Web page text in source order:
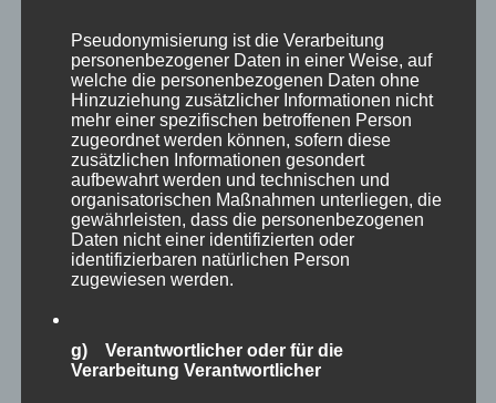
Selbstwirksamkeit. Im Ergebnis ist
festzuhalten, dass die Burnout Gefahr ganz
offenbar mit zunehmender Karrierestufe
abnimmt: Je höher ein Befragter in der
Unternehmenshierarchie angesiedelt war,
desto geringer sein Burnout Risiko. Ganz
offenbar haben also ein positives Gefühl für die
eigene Wirksamkeit und des eigenen
Machtgefühls positive Auswirkungen auf das
Burnout Risiko. Dies verwundert auch nicht,
denn gemeinhin werden die höchsten Burnout
Risiken dem sogenannten Mittelmanagement,
Pseudonymisierung ist die Verarbeitung
personenbezogener Daten in einer Weise, auf
welche die personenbezogenen Daten ohne
Hinzuziehung zusätzlicher Informationen nicht
mehr einer spezifischen betroffenen Person
zugeordnet werden können, sofern diese
zusätzlichen Informationen gesondert
aufbewahrt werden und technischen und
organisatorischen Maßnahmen unterliegen, die
gewährleisten, dass die personenbezogenen
Daten nicht einer identifizierten oder
identifizierbaren natürlichen Person
zugewiesen werden.
g) Verantwortlicher oder für die
Verarbeitung Verantwortlicher